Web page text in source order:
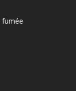
fumée